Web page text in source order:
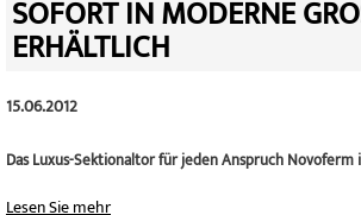
SOFORT IN MODERNE
RHÄLTLICH
15.06.2012
Das Luxus-Sektionaltor für jeden Anspruch Novoferm
Lesen Sie mehr